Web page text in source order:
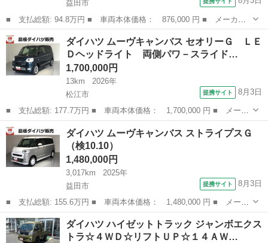
益田市
■ 支払総額: 94.8万円 ■ 車両本体価格： 876,000 円 ■ メーカー
名： ダイハツ ■ 車種名： ミライース ■ グレード名： Ｌ Ｓ
ＡＩＩＩ ■ 排気量： 660cc ■ ドア枚数： 5D ■ ミッション：...
島根 益田市 ミライース
ダイハツ ムーヴキャンバス セオリーＧ ＬＥ
Ｄヘッドライト 両側パワ－スライド…
1,700,000円
13km
2026年
松江市
提携サイト 8月3日
■ 支払総額: 177.7万円 ■ 車両本体価格： 1,700,000 円 ■ メーカ
ー名： ダイハツ ■ 車種名： ムーヴキャンバス ■ グレード
名： セオリーＧ ＬＥＤヘッドライト 両側パワ－スライドドア
運転席／助手...
島根 松江市 ダイハツ
ダイハツ ムーヴキャンバス ストライプスＧ
（検10.10）
1,480,000円
3,017km
2025年
益田市
提携サイト 8月3日
■ 支払総額: 155.6万円 ■ 車両本体価格： 1,480,000 円 ■ メーカ
ー名： ダイハツ ■ 車種名： ムーヴキャンバス ■ グレード
名： ストライプスＧ ■ 排気量： 660cc ■ ドア枚数： 5D ■ ...
島根 益田市 ダイハツ
ダイハツ ハイゼットトラック ジャンボエクス
トラ☆４ＷＤ☆リフトＵＰ☆１４ＡＷ…